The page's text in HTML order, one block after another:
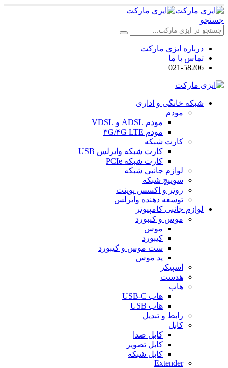
جستجو
درباره ایزی مارکت
تماس با ما
021-58206
شبکه خانگی و اداری
مودم
مودم ADSL و VDSL
مودم ۳G/۴G LTE
کارت شبکه
کارت شبکه وایرلس USB
کارت شبکه PCIe
لوازم جانبی شبکه
سوییچ شبکه
روتر و اکسس پوینت
توسعه دهنده وایرلس
لوازم جانبی کامپیوتر
موس و کیبورد
موس
کیبورد
ست موس و کیبورد
پد موس
اسپیکر
هدست
هاب
هاب USB-C
هاب USB
رابط و تبدیل
کابل
کابل صدا
کابل تصویر
کابل شبکه
Extender